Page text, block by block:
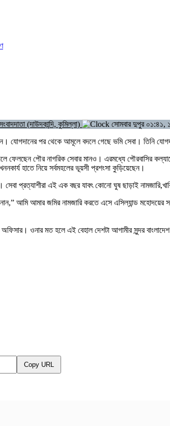
(দাউদকান্দি, কুমিল্লা)
সোমবার দুপুর ০১:৪১,
যোগদানের পর থেকে আমূলে বদলে গেছে ভমি সেবা। তিনি
পৌর নাগরিক সেবার মানও। এরমধ্যে পৌরবাসির
হাতে নিয়ে সর্বমহলের ভূয়সী প্রশংসা কুড়িয়েছেন।
প্রত্যাশীরা এই এক বছর যাবৎ কোনো ঘুষ ছাড়াই
আমি আমার জমির নামজারি করতে এসে এসিল্যান্ড
ওনার মত হলে এই বেহাল দেশটা আগামীর সুন্দর
Copy URL